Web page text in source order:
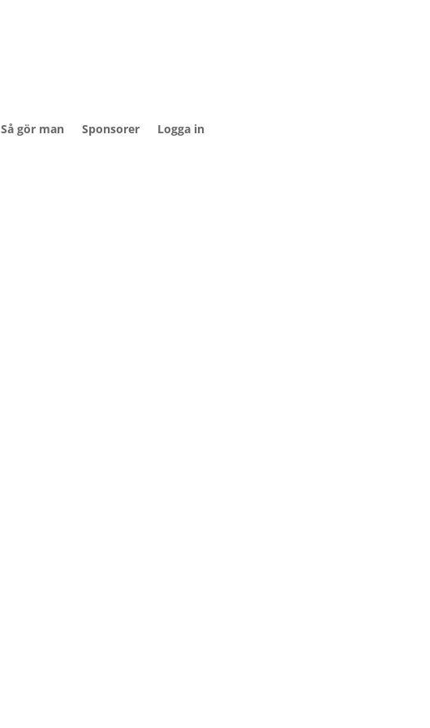
Så gör man Sponsorer Logga in